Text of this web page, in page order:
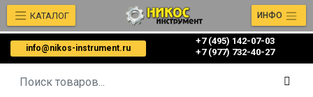
info@nikos-instrument.ru
+7 (495) 142-07-03
‎‎+7 (977) 732-40-27
КАТАЛОГ ИНФО